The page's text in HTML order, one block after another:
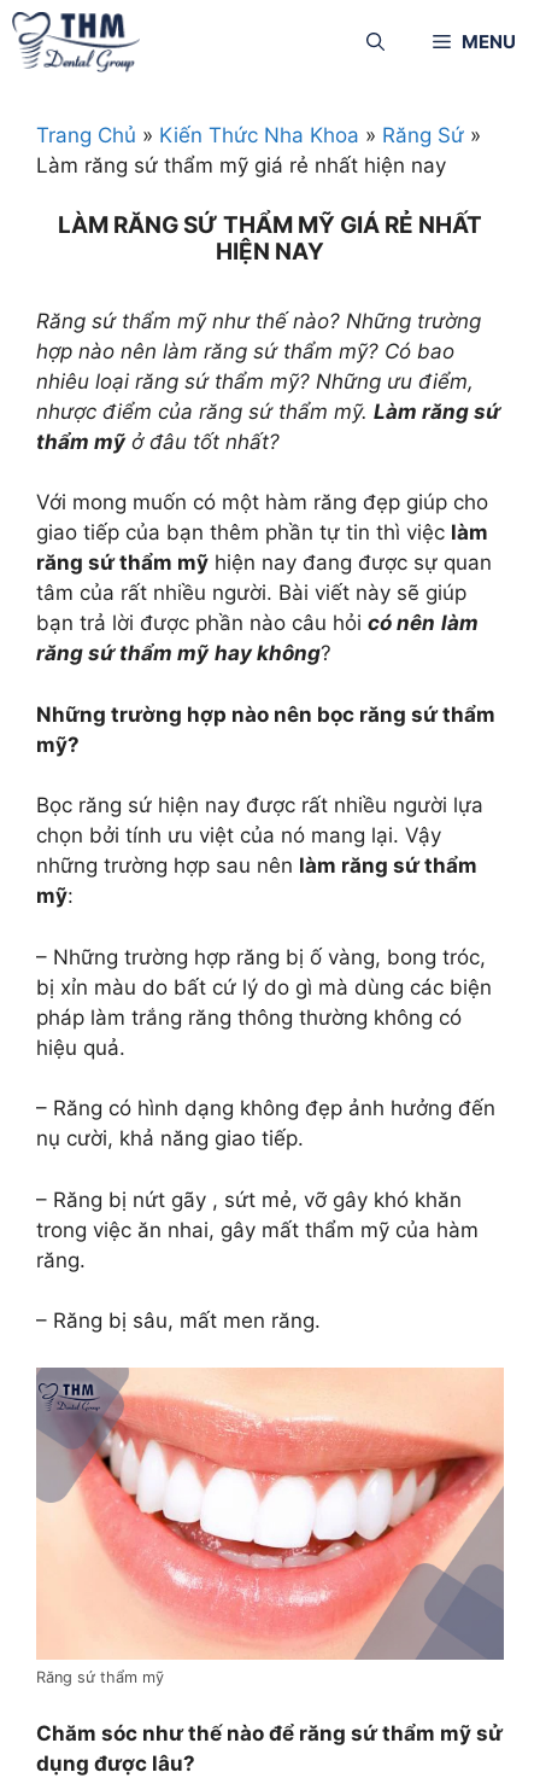
MENU
Trang Chủ » Kiến Thức Nha Khoa » Răng Sứ »
Làm răng sứ thẩm mỹ giá rẻ nhất hiện nay
LÀM RĂNG SỨ THẨM MỸ GIÁ RẺ NHẤT
HIỆN NAY
Răng sứ thẩm mỹ như thế nào? Những trường
hợp nào nên làm răng sứ thẩm mỹ? Có bao
nhiêu loại răng sứ thẩm mỹ? Những ưu điểm,
nhược điểm của răng sứ thẩm mỹ. Làm răng sứ
thẩm mỹở đâu tốt nhất?
Với mong muốn có một hàm răng đẹp giúp cho
giao tiếp của bạn thêm phần tự tin thì việc làm
răng sứ thẩm mỹ hiện nay đang được sự quan
tâm của rất nhiều người. Bài viết này sẽ giúp
bạn trả lời được phần nào câu hỏi có nên làm
răng sứ thẩm mỹ hay không?
Những trường hợp nào nên bọc răng sứ thẩm
mỹ?
Bọc răng sứ hiện nay được rất nhiều người lựa
chọn bởi tính ưu việt của nó mang lại. Vậy
những trường hợp sau nên làm răng sứ thẩm
mỹ:
– Những trường hợp răng bị ố vàng, bong tróc,
bị xỉn màu do bất cứ lý do gì mà dùng các biện
pháp làm trắng răng thông thường không có
hiệu quả.
– Răng có hình dạng không đẹp ảnh hưởng đến
nụ cười, khả năng giao tiếp.
– Răng bị nứt gãy , sứt mẻ, vỡ gây khó khăn
trong việc ăn nhai, gây mất thẩm mỹ của hàm
răng.
– Răng bị sâu, mất men răng.
Răng sứ thẩm mỹ
Chăm sóc như thế nào để răng sứ thẩm mỹ sử
dụng được lâu?